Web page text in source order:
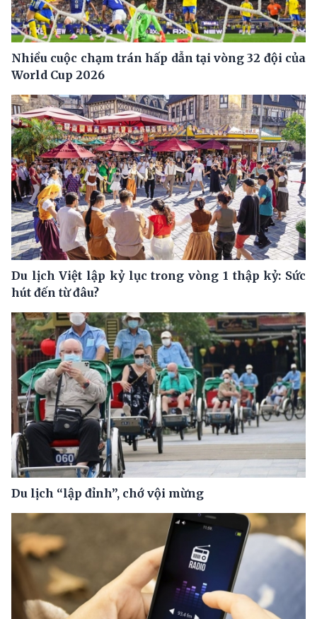
Nhiều cuộc chạm trán hấp dẫn tại vòng 32 đội của
World Cup 2026
Du lịch Việt lập kỷ lục trong vòng 1 thập kỷ: Sức
hút đến từ đâu?
Du lịch “lập đỉnh”, chớ vội mừng